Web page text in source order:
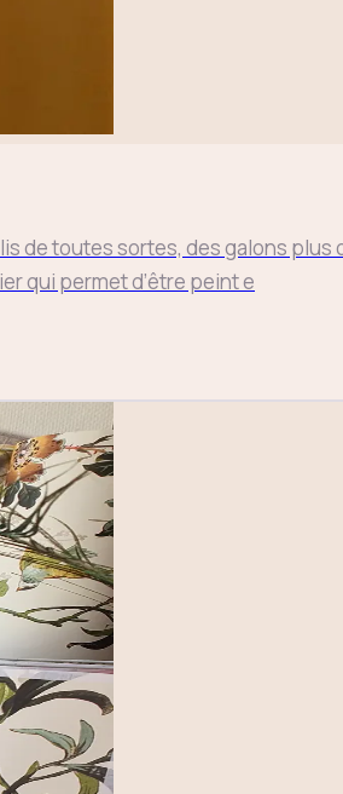
de toutes sortes, des galons plus
qui permet d’être peint e